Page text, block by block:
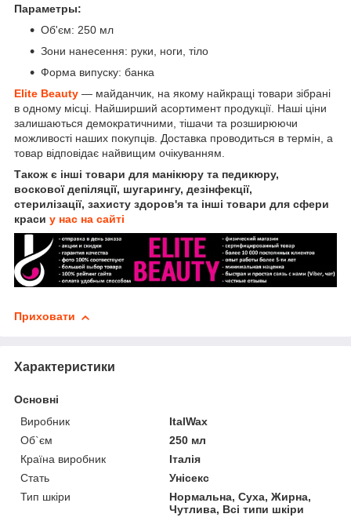
Параметры:
Об'єм: 250 мл
Зони нанесення: руки, ноги, тіло
Форма випуску: банка
Elite Beauty — майданчик, на якому найкращі товари зібрані
в одному місці. Найширший асортимент продукції. Наші ціни
залишаються демократичними, тішачи та розширюючи
можливості наших покупців. Доставка проводиться в термін, а
товар відповідає найвищим очікуванням.
Також є інші товари для манікюру та педикюру,
воскової депіляції, шугарингу, дезінфекції,
стерилізації, захисту здоров'я та інші товари для сфери
краси у нас на сайті
Приховати
Характеристики
Основні
Виробник
ItalWax
Об`єм
250 мл
Країна виробник
Італія
Стать
Унісекс
Тип шкіри
Нормальна, Суха, Жирна,
Чутлива, Всі типи шкіри